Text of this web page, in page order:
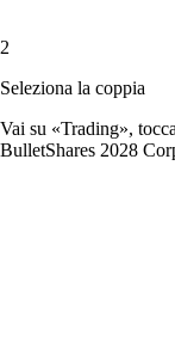
2
Seleziona la coppia
Vai su «Trading»,
BulletShares 2028